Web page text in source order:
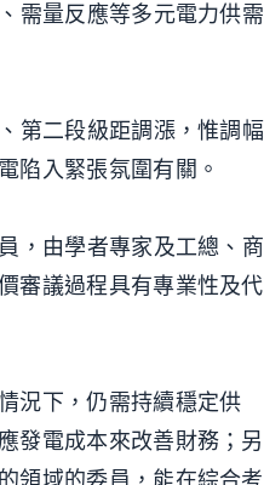
需量反應等多元電力供需
第二段級距調漲，惟調幅
陷入緊張氛圍有關。
，由學者專家及工總、商
審議過程具有專業性及代
況下，仍需持續穩定供
發電成本來改善財務；另
領域的委員，能在綜合考